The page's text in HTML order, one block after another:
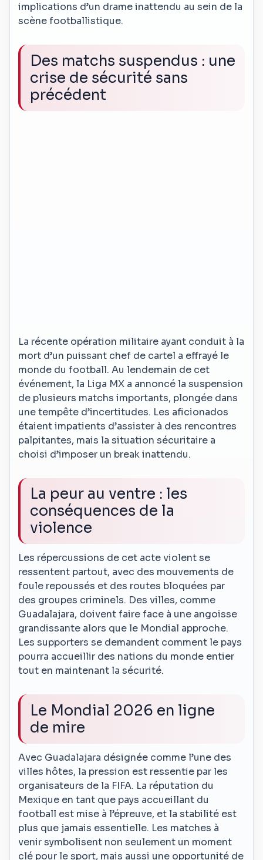
implications d’un drame inattendu au sein de la
scène footballistique.
Des matchs suspendus : une
crise de sécurité sans
précédent
La récente opération militaire ayant conduit à la
mort d’un puissant chef de cartel a effrayé le
monde du football. Au lendemain de cet
événement, la Liga MX a annoncé la suspension
de plusieurs matchs importants, plongée dans
une tempête d’incertitudes. Les aficionados
étaient impatients d’assister à des rencontres
palpitantes, mais la situation sécuritaire a
choisi d’imposer un break inattendu.
La peur au ventre : les
conséquences de la
violence
Les répercussions de cet acte violent se
ressentent partout, avec des mouvements de
foule repoussés et des routes bloquées par
des groupes criminels. Des villes, comme
Guadalajara, doivent faire face à une angoisse
grandissante alors que le Mondial approche.
Les supporters se demandent comment le pays
pourra accueillir des nations du monde entier
tout en maintenant la sécurité.
Le Mondial 2026 en ligne
de mire
Avec Guadalajara désignée comme l’une des
villes hôtes, la pression est ressentie par les
organisateurs de la FIFA. La réputation du
Mexique en tant que pays accueillant du
football est mise à l’épreuve, et la stabilité est
plus que jamais essentielle. Les matches à
venir symbolisent non seulement un moment
clé pour le sport, mais aussi une opportunité de